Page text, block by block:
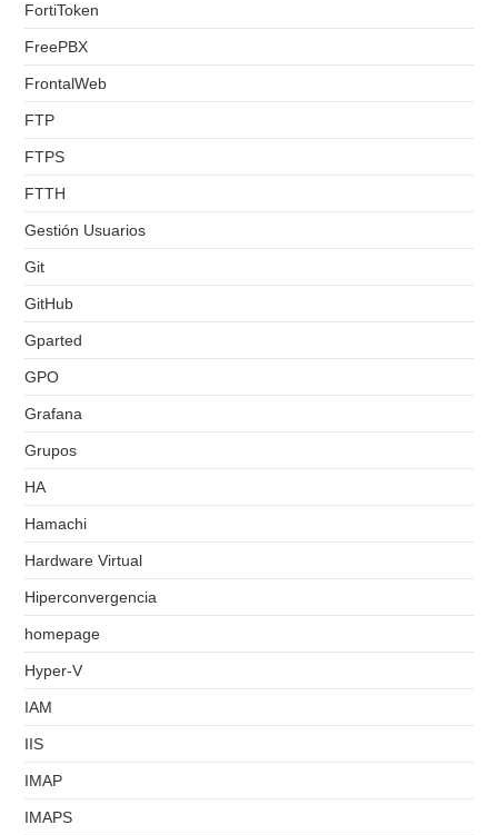
FortiToken
FreePBX
FrontalWeb
FTP
FTPS
FTTH
Gestión Usuarios
Git
GitHub
Gparted
GPO
Grafana
Grupos
HA
Hamachi
Hardware Virtual
Hiperconvergencia
homepage
Hyper-V
IAM
IIS
IMAP
IMAPS